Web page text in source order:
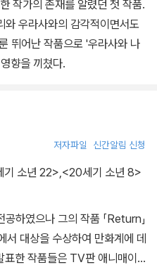
작가의 존재를 알렸던 첫 작품.
와 우라사와의 감각적이면서도
뛰어난 작품으로 '우라사와 나
향을 끼쳤다.
저자파일 신간알림 신청
기 소년 22>,<20세기 소년 8>
하였으나 그의 작품 「Return」
대상을 수상하여 만화계에 데
한 작품들은 TV판 애니매이션